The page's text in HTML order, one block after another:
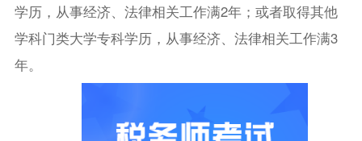
学历，从事经济、法律相关工作满2年；或者取得其他
学科门类大学专科学历，从事经济、法律相关工作满3
年。